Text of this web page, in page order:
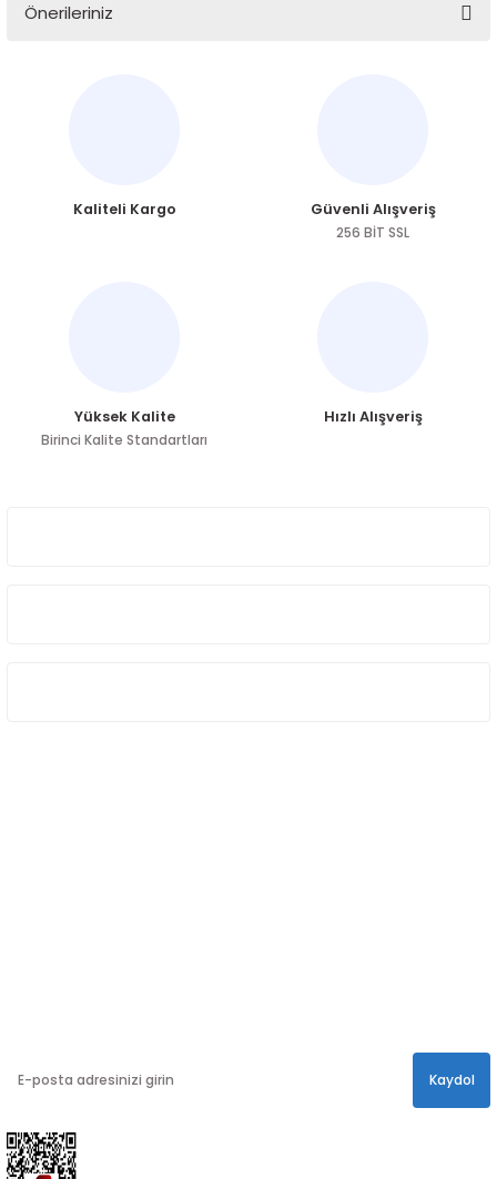
Önerileriniz
Ürün açıklamasında eksik bilgiler bulunuyor.
Kaliteli Kargo Güvenli Alışveriş
256 BİT SSL
Yüksek Kalite
Birinci Kalite Standartları
Hızlı Alışveriş
Kaydol